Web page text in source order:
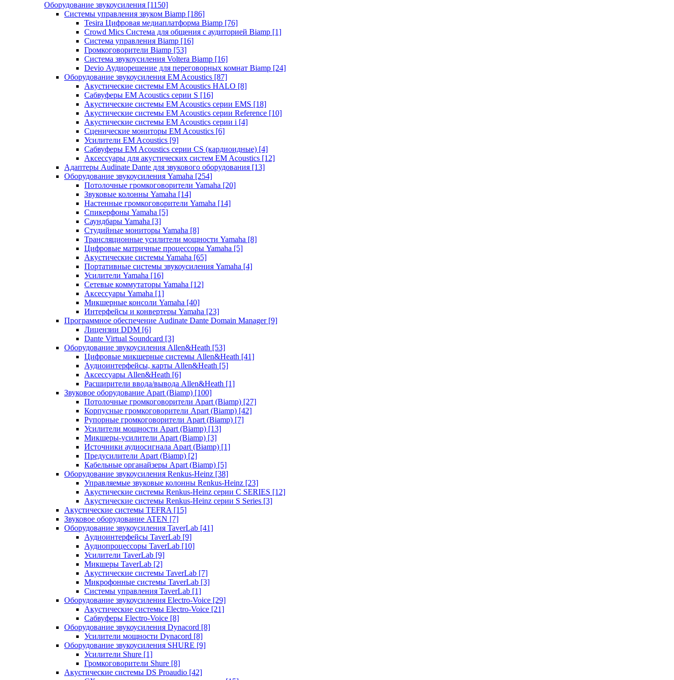
Оборудование звукоусиления [1150]
Системы управления звуком Biamp [186]
Tesira Цифровая медиаплатформа Biamp [76]
Crowd Mics Система для общения с аудиторией Biamp [1]
Система управления Biamp [16]
Громкоговорители Biamp [53]
Система звукоусиления Voltera Biamp [16]
Devio Аудиорешение для переговорных комнат Biamp [24]
Оборудование звукоусиления EM Acoustics [87]
Акустические системы EM Acoustics HALO [8]
Сабвуферы EM Acoustics серии S [16]
Акустические системы EM Acoustics серии EMS [18]
Акустические системы EM Acoustics серии Reference [10]
Акустические системы EM Acoustics серии i [4]
Сценические мониторы EM Acoustics [6]
Усилители EM Acoustics [9]
Сабвуферы EM Acoustics серии CS (кардиоидные) [4]
Аксессуары для акустических систем EM Acoustics [12]
Адаптеры Audinate Dante для звукового оборудования [13]
Оборудование звукоусиления Yamaha [254]
Потолочные громкоговорители Yamaha [20]
Звуковые колонны Yamaha [14]
Настенные громкоговорители Yamaha [14]
Спикерфоны Yamaha [5]
Саундбары Yamaha [3]
Студийные мониторы Yamaha [8]
Трансляционные усилители мощности Yamaha [8]
Цифровые матричные процессоры Yamaha [5]
Акустические системы Yamaha [65]
Портативные системы звукоусиления Yamaha [4]
Усилители Yamaha [16]
Сетевые коммутаторы Yamaha [12]
Аксессуары Yamaha [1]
Микшерные консоли Yamaha [40]
Интерфейсы и конвертеры Yamaha [23]
Программное обеспечение Audinate Dante Domain Manager [9]
Лицензии DDM [6]
Dante Virtual Soundcard [3]
Оборудование звукоусиления Allen&Heath [53]
Цифровые микшерные системы Allen&Heath [41]
Аудиоинтерфейсы, карты Allen&Heath [5]
Аксессуары Allen&Heath [6]
Расширители ввода/вывода Allen&Heath [1]
Звуковое оборудование Apart (Biamp) [100]
Потолочные громкоговорители Apart (Biamp) [27]
Корпусные громкоговорители Apart (Biamp) [42]
Рупорные громкоговорители Apart (Biamp) [7]
Усилители мощности Apart (Biamp) [13]
Микшеры-усилители Apart (Biamp) [3]
Источники аудиосигнала Apart (Biamp) [1]
Предусилители Apart (Biamp) [2]
Кабельные органайзеры Apart (Biamp) [5]
Оборудование звукоусиления Renkus-Heinz [38]
Управляемые звуковые колонны Renkus-Heinz [23]
Акустические системы Renkus-Heinz серии C SERIES [12]
Акустические системы Renkus-Heinz серии S Series [3]
Акустические системы TEFRA [15]
Звуковое оборудование ATEN [7]
Оборудование звукоусиления TaverLab [41]
Аудиоинтерфейсы TaverLab [9]
Аудиопроцессоры TaverLab [10]
Усилители TaverLab [9]
Микшеры TaverLab [2]
Акустические системы TaverLab [7]
Микрофонные системы TaverLab [3]
Системы управления TaverLab [1]
Оборудование звукоусиления Electro-Voice [29]
Акустические системы Electro-Voice [21]
Сабвуферы Electro-Voice [8]
Оборудование звукоусиления Dynacord [8]
Усилители мощности Dynacord [8]
Оборудование звукоусиления SHURE [9]
Усилители Shure [1]
Громкоговорители Shure [8]
Акустические системы DS Proaudio [42]